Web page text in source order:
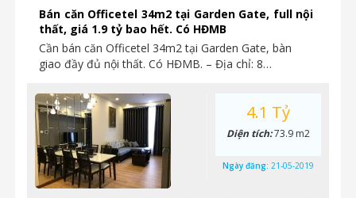
Bán căn Officetel 34m2 tại Garden Gate, full nội
thất, giá 1.9 tỷ bao hết. Có HĐMB
Cần bán căn Officetel 34m2 tại Garden Gate, bàn
giao đầy đủ nội thất. Có HĐMB. – Địa chỉ: 8…
4.1 Tỷ
Diện tích:73.9 m2
Ngày đăng: 21-05-2019